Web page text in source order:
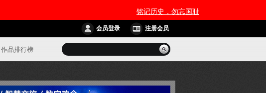
会员登录 注册会员
作品排行榜